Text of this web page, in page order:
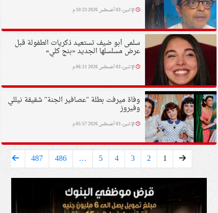
الإثنين، 03 أغسطس 2026 10:23 م
سلمى أبو ضيف تستعيد ذكريات الطفولة قبل
عرض مسلسلها الجديد «بنج كلي»
الإثنين، 03 أغسطس 2026 06:21 م
وفاة ميرفت بطلة "عصافير الجنة" شقيقة نيللي
وفيروز
الإثنين، 03 أغسطس 2026 05:57 م
1
2
3
4
5
…
486
487